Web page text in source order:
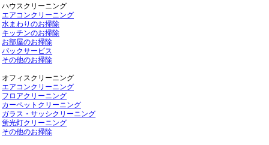
ハウスクリーニング
エアコンクリーニング
水まわりのお掃除
キッチンのお掃除
お部屋のお掃除
パックサービス
その他のお掃除
オフィスクリーニング
エアコンクリーニング
フロアクリーニング
カーペットクリーニング
ガラス・サッシクリーニング
蛍光灯クリーニング
その他のお掃除